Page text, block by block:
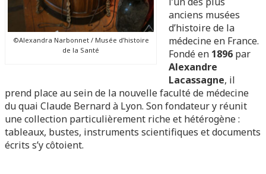
©Alexandra Narbonnet / Musée d’histoire
de la Santé
anciens musées
d’histoire de la
médecine en France.
Fondé en 1896 par
Alexandre
Lacassagne, il
prend place au sein de la nouvelle faculté de médecine
du quai Claude Bernard à Lyon. Son fondateur y réunit
une collection particulièrement riche et hétérogène :
tableaux, bustes, instruments scientifiques et documents
écrits s’y côtoient.